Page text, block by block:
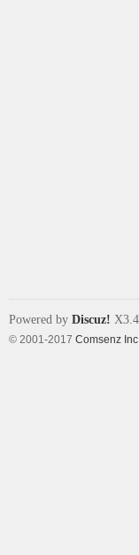
Powered by Discuz! X3.4
© 2001-2017 Comsenz Inc.